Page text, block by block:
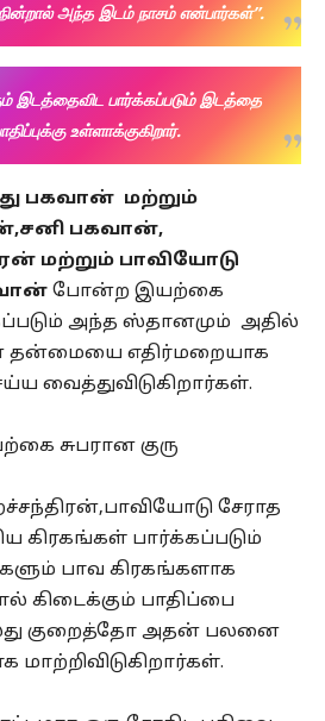
அந்த இடம் நாசம் என்பார்கள்”.
இடத்தைவிட பார்க்கப்படும் இடத்தை
உள்ளாக்குகிறார்.
பகவான் மற்றும்
பகவான்,
மற்றும் பாவியோடு
போன்ற இயற்கை
அந்த ஸ்தானமும் அதில்
தன்மையை எதிர்மறையாக
வைத்துவிடுகிறார்கள்.
சுபரான குரு
சேராத
கிரகங்கள் பார்க்கப்படும்
பாவ கிரகங்களாக
கிடைக்கும் பாதிப்பை
குறைத்தோ அதன் பலனை
மாற்றிவிடுகிறார்கள்.